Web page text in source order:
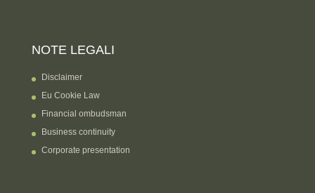
NOTE LEGALI
Disclaimer
Eu Cookie Law
Financial ombudsman
Business continuity
Corporate presentation